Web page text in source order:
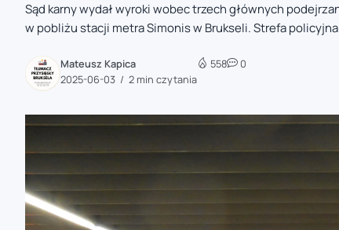
zaobserwuj nas
zaobserwuj nas
zaobserwuj nas
zaobserwuj nas
Sąd karny wydał wyroki wobec trzech głównych
w pobliżu stacji metra Simonis w Brukseli. Strefa
Mateusz Kapica
2025-06-03
2 min czytania
558 0